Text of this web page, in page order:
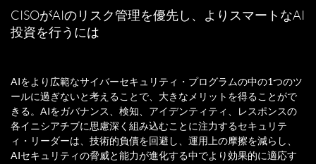
CISOがAIのリスク管理を優先し、よりスマートなAI
投資を行うには
AIをより広範なサイバーセキュリティ・プログラムの中の1つのツ
ールに過ぎないと考えることで、大きなメリットを得ることがで
きる。AIをガバナンス、検知、アイデンティティ、レスポンスの
各イニシアチブに思慮深く組み込むことに注力するセキュリテ
ィ・リーダーは、技術的負債を回避し、運用上の摩擦を減らし、
AIセキュリティの脅威と能力が進化する中でより効果的に適応す